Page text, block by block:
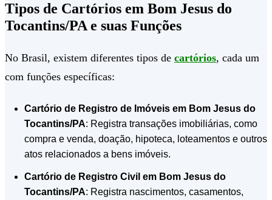
Tipos de Cartórios em Bom Jesus do
Tocantins/PA e suas Funções
No Brasil, existem diferentes tipos de cartórios, cada um
com funções específicas:
Cartório de Registro de Imóveis em Bom Jesus do
Tocantins/PA: Registra transações imobiliárias, como
compra e venda, doação, hipoteca, loteamentos e outros
atos relacionados a bens imóveis.
Cartório de Registro Civil em Bom Jesus do
Tocantins/PA: Registra nascimentos, casamentos,